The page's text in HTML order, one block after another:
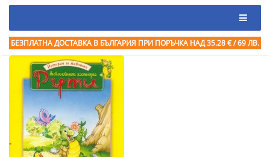
БЕЗПЛАТНА ДОСТАВКА В БЪЛГАРИЯ ПРИ ПОРЪЧКА НАД 35.28 € / 69 ЛВ.